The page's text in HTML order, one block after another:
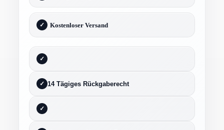
Kostenloser Versand
14 Tägiges Rückgaberecht